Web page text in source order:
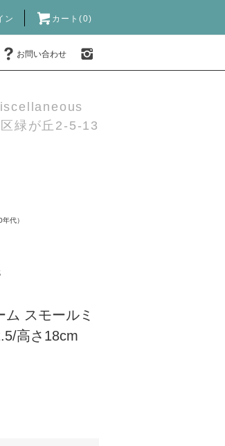
ン カート(0)
お問い合わせ
緑が丘2-5-13
代）
スモールミ
高さ18cm